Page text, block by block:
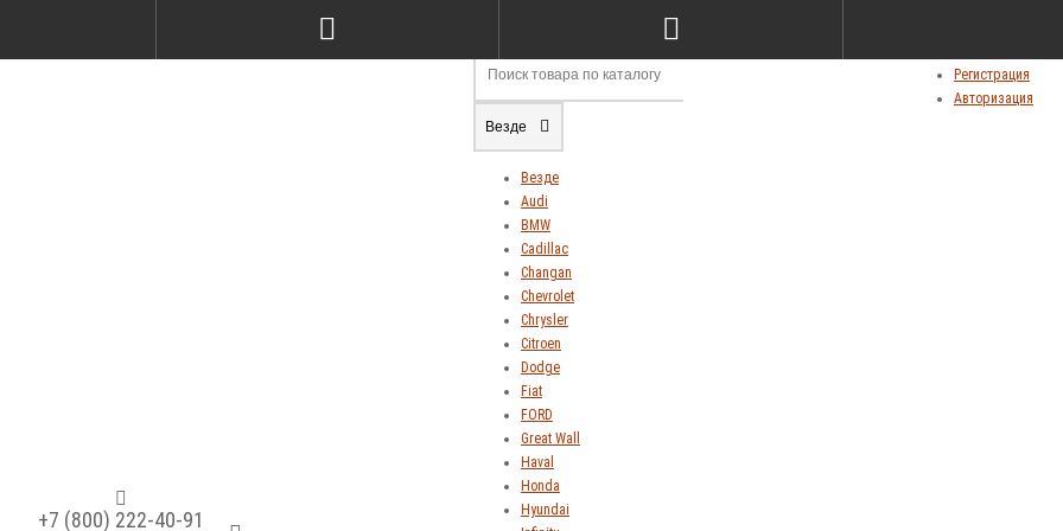
Регистрация
Авторизация
Сравнение товаров (0)
+7 (800) 222-40-91
Везде
Везде
Audi
BMW
Cadillac
Changan
Chevrolet
Chrysler
Citroen
Dodge
Fiat
FORD
Great Wall
Haval
Honda
Hyundai